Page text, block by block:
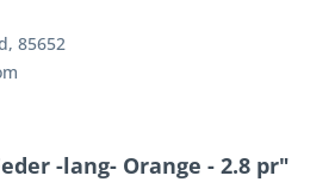
85652
-lang- Orange - 2.8 pr"